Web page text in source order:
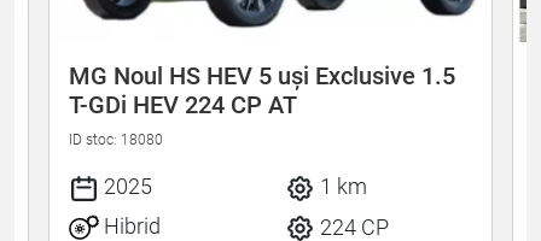
MG Noul HS HEV 5 uși Exclusive 1.5
T-GDi HEV 224 CP AT
ID stoc: 18080
2025
1 km
Hibrid
224 CP